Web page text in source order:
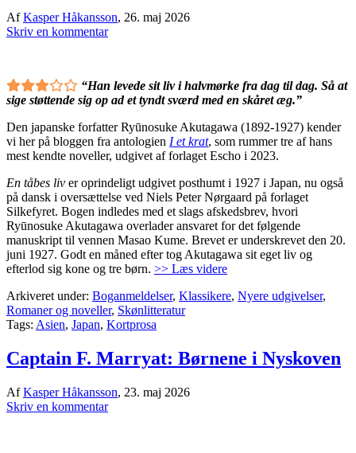
AfKasper Håkansson, 26. maj 2026
Skriv en kommentar
“Han levede sit liv i halvmørke fra dag til dag. Så at
sige støttende sig op ad et tyndt sværd med en skåret æg.”
Den japanske forfatter Ryūnosuke Akutagawa (1892-1927) kender
vi her på bloggen fra antologien I et krat, som rummer tre af hans
mest kendte noveller, udgivet af forlaget Escho i 2023.
En tåbes liv er oprindeligt udgivet posthumt i 1927 i Japan, nu også
på dansk i oversættelse ved Niels Peter Nørgaard på forlaget
Silkefyret. Bogen indledes med et slags afskedsbrev, hvori
Ryūnosuke Akutagawa overlader ansvaret for det følgende
manuskript til vennen Masao Kume. Brevet er underskrevet den 20.
juni 1927. Godt en måned efter tog Akutagawa sit eget liv og
efterlod sig kone og tre børn. >> Læs videre
Arkiveret under: Boganmeldelser, Klassikere, Nyere udgivelser,
Romaner og noveller, Skønlitteratur
Tags: Asien, Japan, Kortprosa
Captain F. Marryat: Børnene i Nyskoven
AfKasper Håkansson, 23. maj 2026
Skriv en kommentar